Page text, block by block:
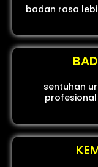
badan rasa
sentuhan